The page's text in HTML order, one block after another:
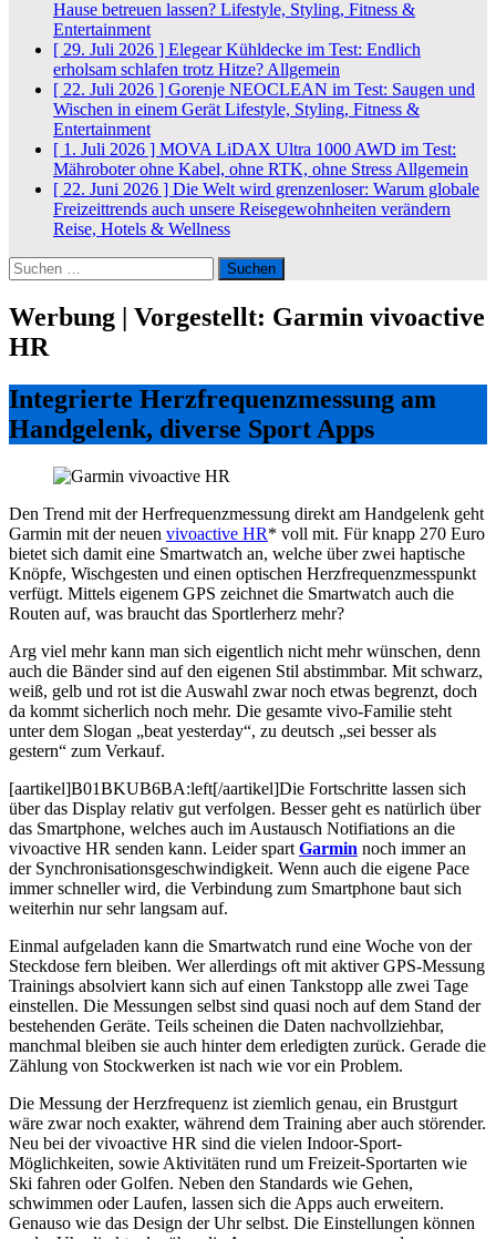
Hause betreuen lassen? Lifestyle, Styling, Fitness &
Entertainment
[ 29. Juli 2026 ] Elegear Kühldecke im Test: Endlich
erholsam schlafen trotz Hitze? Allgemein
[ 22. Juli 2026 ] Gorenje NEOCLEAN im Test: Saugen und
Wischen in einem Gerät Lifestyle, Styling, Fitness &
Entertainment
[ 1. Juli 2026 ] MOVA LiDAX Ultra 1000 AWD im Test:
Mähroboter ohne Kabel, ohne RTK, ohne Stress Allgemein
[ 22. Juni 2026 ] Die Welt wird grenzenloser: Warum globale
Freizeittrends auch unsere Reisegewohnheiten verändern
Reise, Hotels & Wellness
Suchen
nach:
Werbung | Vorgestellt: Garmin vivoactive
HR
Integrierte Herzfrequenzmessung am
Handgelenk, diverse Sport Apps
Den Trend mit der Herfrequenzmessung direkt am Handgelenk geht
Garmin mit der neuen vivoactive HR* voll mit. Für knapp 270 Euro
bietet sich damit eine Smartwatch an, welche über zwei haptische
Knöpfe, Wischgesten und einen optischen Herzfrequenzmesspunkt
verfügt. Mittels eigenem GPS zeichnet die Smartwatch auch die
Routen auf, was braucht das Sportlerherz mehr?
Arg viel mehr kann man sich eigentlich nicht mehr wünschen, denn
auch die Bänder sind auf den eigenen Stil abstimmbar. Mit schwarz,
weiß, gelb und rot ist die Auswahl zwar noch etwas begrenzt, doch
da kommt sicherlich noch mehr. Die gesamte vivo-Familie steht
unter dem Slogan „beat yesterday“, zu deutsch „sei besser als
gestern“ zum Verkauf.
[aartikel]B01BKUB6BA:left[/aartikel]Die Fortschritte lassen sich
über das Display relativ gut verfolgen. Besser geht es natürlich über
das Smartphone, welches auch im Austausch Notifiations an die
vivoactive HR senden kann. Leider spart Garmin noch immer an
der Synchronisationsgeschwindigkeit. Wenn auch die eigene Pace
immer schneller wird, die Verbindung zum Smartphone baut sich
weiterhin nur sehr langsam auf.
Einmal aufgeladen kann die Smartwatch rund eine Woche von der
Steckdose fern bleiben. Wer allerdings oft mit aktiver GPS-Messung
Trainings absolviert kann sich auf einen Tankstopp alle zwei Tage
einstellen. Die Messungen selbst sind quasi noch auf dem Stand der
bestehenden Geräte. Teils scheinen die Daten nachvollziehbar,
manchmal bleiben sie auch hinter dem erledigten zurück. Gerade die
Zählung von Stockwerken ist nach wie vor ein Problem.
Die Messung der Herzfrequenz ist ziemlich genau, ein Brustgurt
wäre zwar noch exakter, während dem Training aber auch störender.
Neu bei der vivoactive HR sind die vielen Indoor-Sport-
Möglichkeiten, sowie Aktivitäten rund um Freizeit-Sportarten wie
Ski fahren oder Golfen. Neben den Standards wie Gehen,
schwimmen oder Laufen, lassen sich die Apps auch erweitern.
Genauso wie das Design der Uhr selbst. Die Einstellungen können